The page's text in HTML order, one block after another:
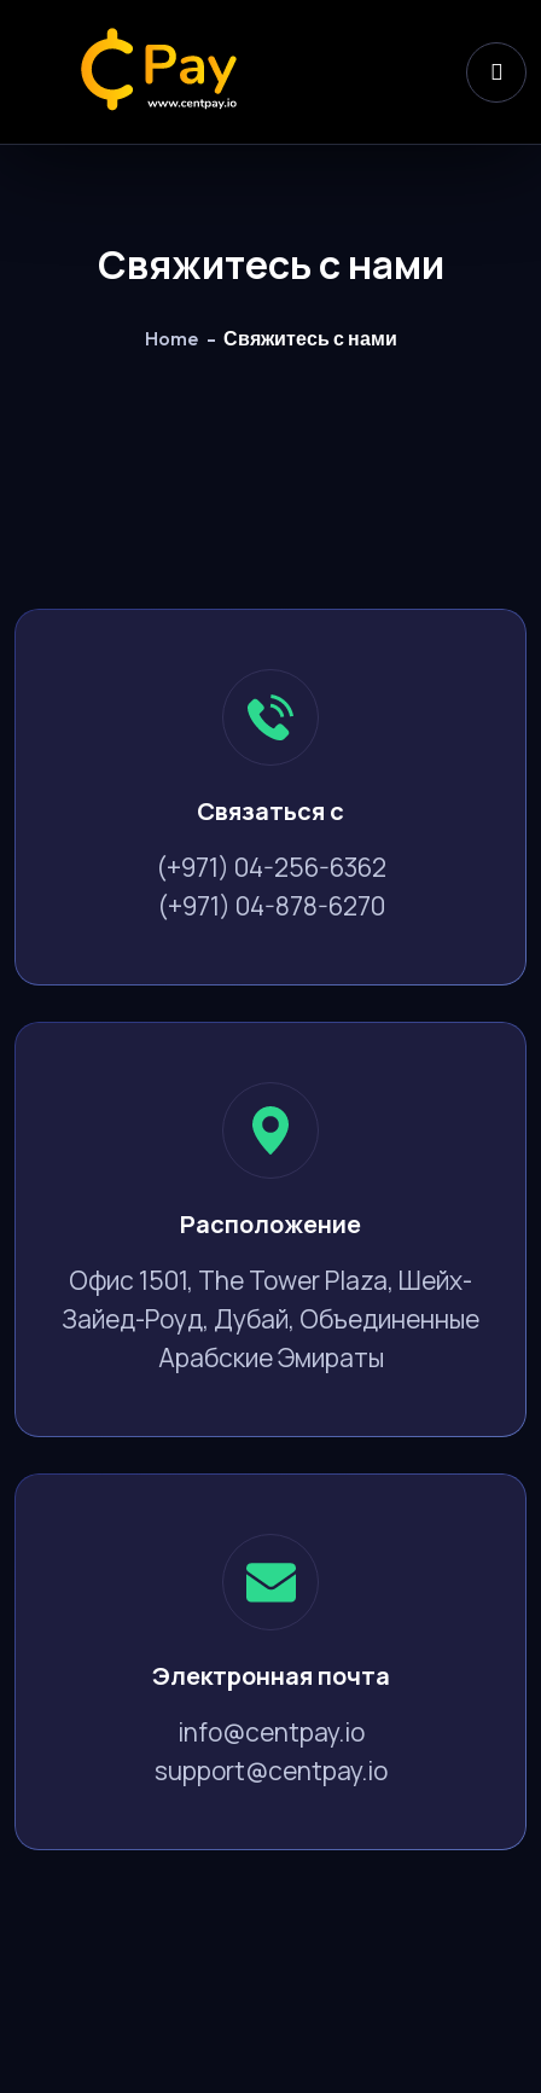
Свяжитесь с нами
Home Свяжитесь с нами
Связаться с
(+971) 04-256-6362
(+971) 04-878-6270
Расположение
Офис 1501, The Tower Plaza, Шейх-
Зайед-Роуд, Дубай, Объединенные
Арабские Эмираты
Электронная почта
info@centpay.io
support@centpay.io